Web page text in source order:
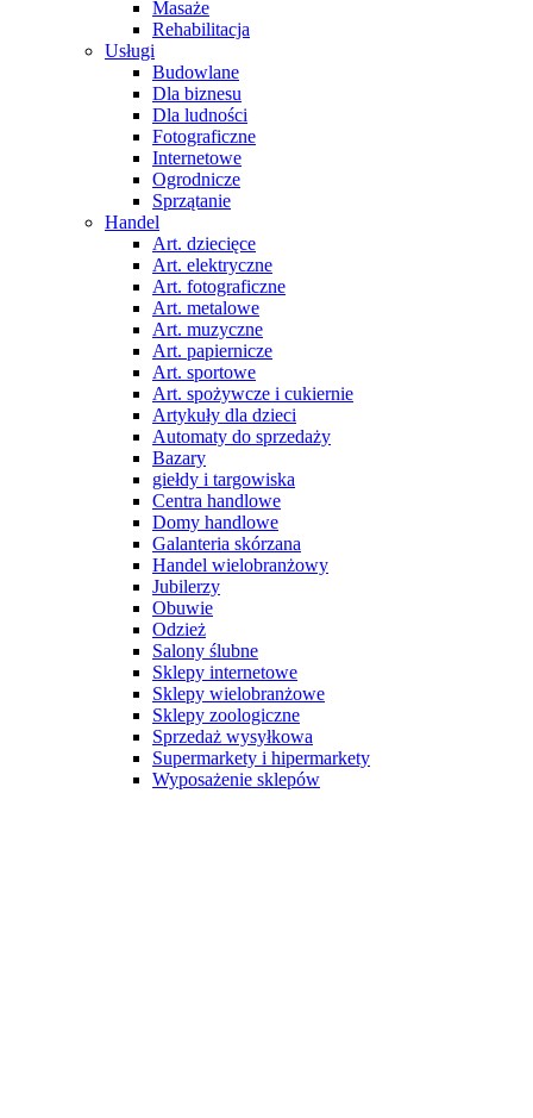
Masaże
Rehabilitacja
Usługi
Budowlane
Dla biznesu
Dla ludności
Fotograficzne
Internetowe
Ogrodnicze
Sprzątanie
Handel
Art. dziecięce
Art. elektryczne
Art. fotograficzne
Art. metalowe
Art. muzyczne
Art. papiernicze
Art. sportowe
Art. spożywcze i cukiernie
Artykuły dla dzieci
Automaty do sprzedaży
Bazary
giełdy i targowiska
Centra handlowe
Domy handlowe
Galanteria skórzana
Handel wielobranżowy
Jubilerzy
Obuwie
Odzież
Salony ślubne
Sklepy internetowe
Sklepy wielobranżowe
Sklepy zoologiczne
Sprzedaż wysyłkowa
Supermarkety i hipermarkety
Wyposażenie sklepów